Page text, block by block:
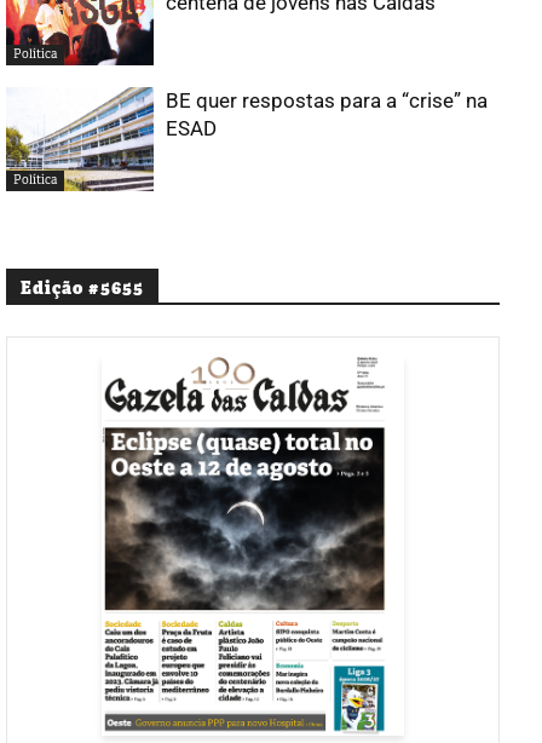
Política
Política
BE quer respostas para a “crise” na
ESAD
Edição #5655